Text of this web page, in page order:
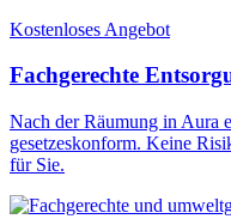
Kostenloses Angebot
Fachgerechte
Nach der Räumung in Aura
gesetzeskonform. Keine
für Sie.